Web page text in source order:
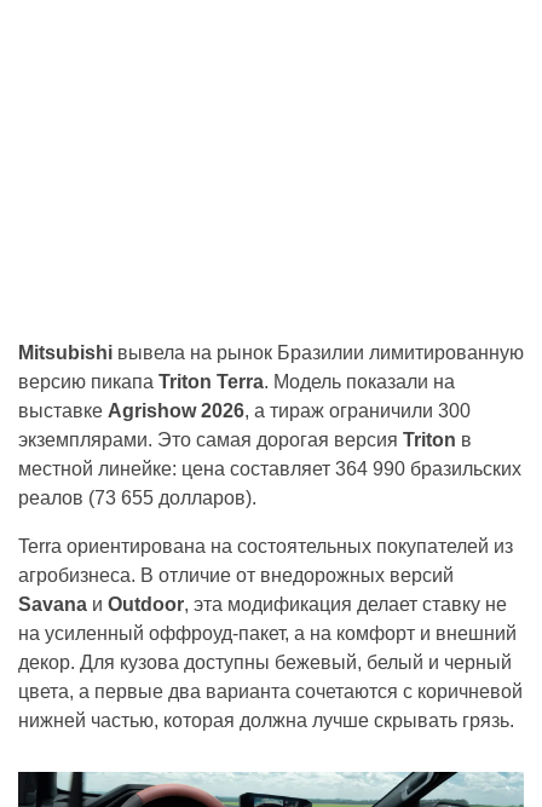
Mitsubishi вывела на рынок Бразилии лимитированную
версию пикапа Triton Terra. Модель показали на
выставке Agrishow 2026, а тираж ограничили 300
экземплярами. Это самая дорогая версия Triton в
местной линейке: цена составляет 364 990 бразильских
реалов (73 655 долларов).
Terra ориентирована на состоятельных покупателей из
агробизнеса. В отличие от внедорожных версий
Savana и Outdoor, эта модификация делает ставку не
на усиленный оффроуд-пакет, а на комфорт и внешний
декор. Для кузова доступны бежевый, белый и черный
цвета, а первые два варианта сочетаются с коричневой
нижней частью, которая должна лучше скрывать грязь.